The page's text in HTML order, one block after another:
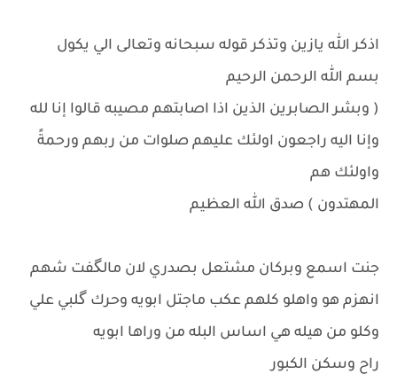
اذكر الله يازين وتذكر قوله سبحانه وتعالى الي يكول
بسم الله الرحمن الرحيم
( وبشر الصابرين الذين اذا اصابتهم مصيبه قالوا إنا لله
وإنا اليه راجعون اولئك عليهم صلوات من ربهم ورحمةً
واولئك هم
المهتدون ) صدق الله العظيم
جنت اسمع وبركان مشتعل بصدري لان مالگفت شهم
انهزم هو واهلو كلهم عكب ماجتل ابويه وحرك گلبي علي
وكلو من هيله هي اساس البله من وراها ابويه
راح وسكن الكبور